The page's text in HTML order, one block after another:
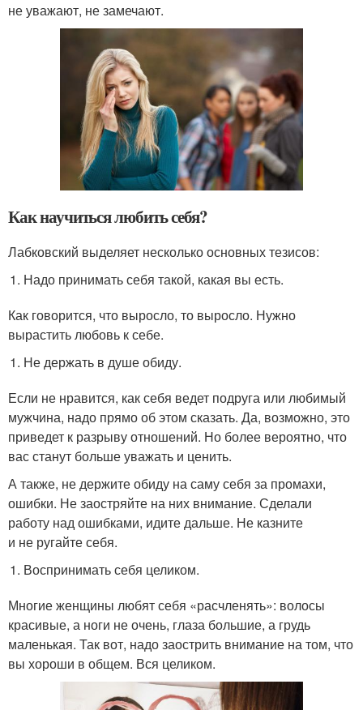
не уважают, не замечают.
Как научиться любить себя?
Лабковский выделяет несколько основных тезисов:
Надо принимать себя такой, какая вы есть.
Как говорится, что выросло, то выросло. Нужно
вырастить любовь к себе.
Не держать в душе обиду.
Если не нравится, как себя ведет подруга или любимый
мужчина, надо прямо об этом сказать. Да, возможно, это
приведет к разрыву отношений. Но более вероятно, что
вас станут больше уважать и ценить.
А также, не держите обиду на саму себя за промахи,
ошибки. Не заостряйте на них внимание. Сделали
работу над ошибками, идите дальше. Не казните
и не ругайте себя.
Воспринимать себя целиком.
Многие женщины любят себя «расчленять»: волосы
красивые, а ноги не очень, глаза большие, а грудь
маленькая. Так вот, надо заострить внимание на том, что
вы хороши в общем. Вся целиком.